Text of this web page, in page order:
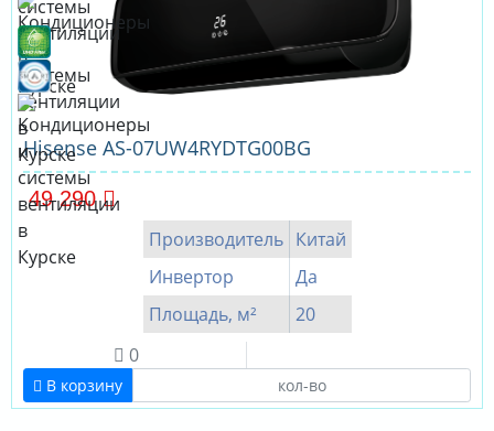
Hisense AS-07UW4RYDTG00BG
49 290
Производитель Китай
Инвертор
Да
Площадь, м²
20
0
В корзину